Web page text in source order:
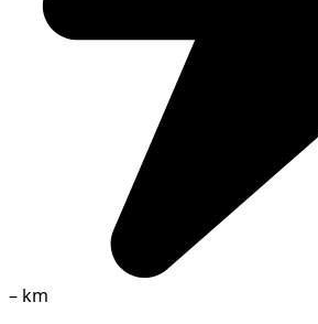
– km